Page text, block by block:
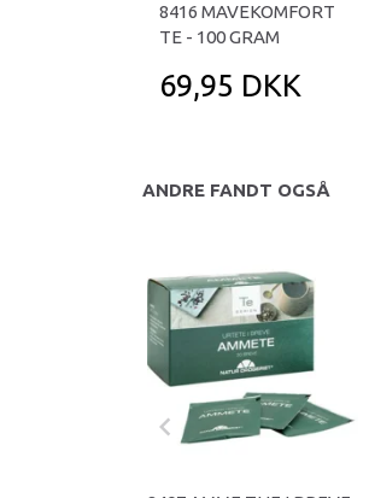
8416 MAVEKOMFORT
TE - 100 GRAM
69,95 DKK
ANDRE FANDT OGSÅ